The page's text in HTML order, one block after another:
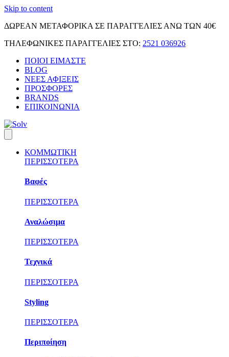
Skip to content
ΔΩΡΕΑΝ ΜΕΤΑΦΟΡΙΚΑ ΣΕ ΠΑΡΑΓΓΕΛΙΕΣ ΑΝΩ ΤΩΝ 40€
ΤΗΛΕΦΩΝΙΚΕΣ ΠΑΡΑΓΓΕΛΙΕΣ ΣΤΟ: 2521 036926
ΠΟΙΟΙ ΕΙΜΑΣΤΕ
BLOG
ΝΕΕΣ ΑΦΙΞΕΙΣ
ΠΡΟΣΦΟΡΕΣ
BRANDS
ΕΠΙΚΟΙΝΩΝΙΑ
ΚΟΜΜΩΤΙΚΗ
ΠΕΡΙΣΣΟΤΕΡΑ
Βαφές
ΠΕΡΙΣΣΟΤΕΡΑ
Αναλώσιμα
ΠΕΡΙΣΣΟΤΕΡΑ
Τεχνικά
ΠΕΡΙΣΣΟΤΕΡΑ
Styling
ΠΕΡΙΣΣΟΤΕΡΑ
Περιποίηση